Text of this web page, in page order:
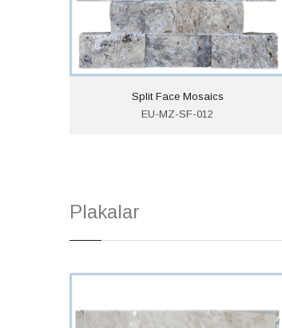
Split Face Mosaics
EU-MZ-SF-012
Plakalar